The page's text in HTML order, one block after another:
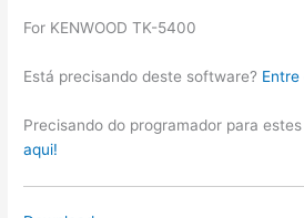
For KENWOOD TK-5400
Está precisando deste software?
Precisando do programador para
aqui!